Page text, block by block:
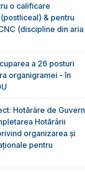
o calificare
& pentru
(discipline din aria
a 26 posturi
organigramei - în
Hotărâre de Guvern
Hotărârii
organizarea şi
pentru